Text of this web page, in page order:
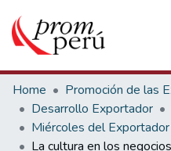
Communities & Collections
All of DSpace
Statistics
Home
Desarrollo Exportador
Miércoles del Exportador